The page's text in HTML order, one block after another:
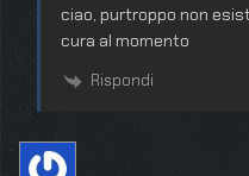
ciao, purtroppo non
cura al momento
Rispondi